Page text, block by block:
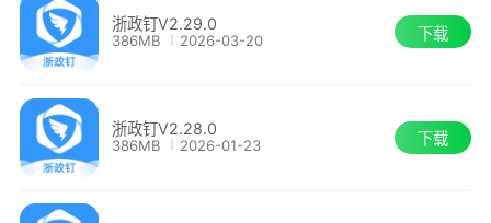
仅在PC端可打开查看;
i. 观看人次
ii. 观看人数
浙政钉V2.29.0
386MB 2026-03-20 下载
浙政钉V2.28.0
386MB 2026-01-23 下载